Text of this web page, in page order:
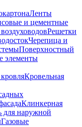
Ленты
и цементные
Решетки
Черепица и
Поверхностный
элементы
Кровельная
Клинкерная
для наружной
Газовые